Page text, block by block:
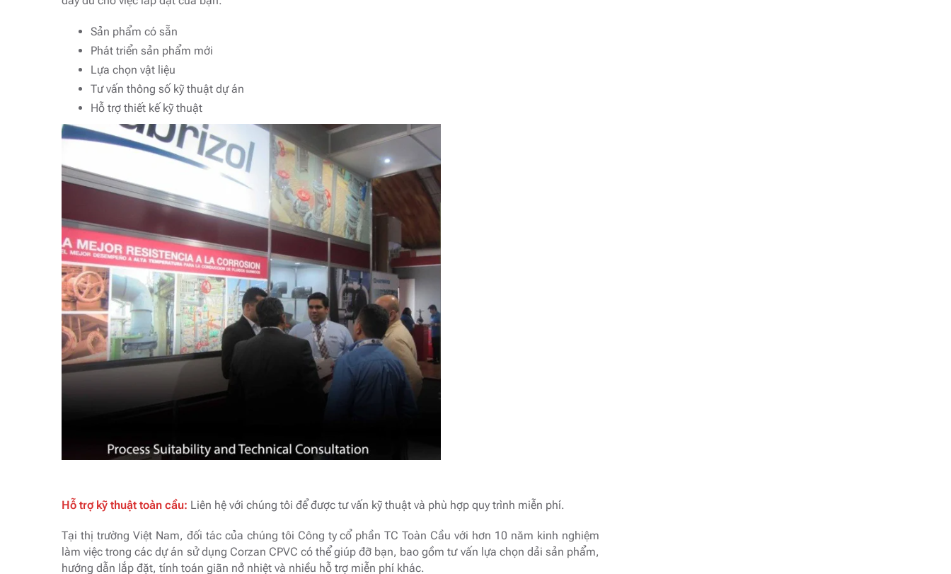
Sản phẩm có sẵn
Phát triển sản phẩm mới
Lựa chọn vật liệu
Tư vấn thông số kỹ thuật dự án
Hỗ trợ thiết kế kỹ thuật
Hỗ trợ kỹ thuật toàn cầu: Liên hệ với chúng tôi để được tư vấn kỹ thuật và phù hợp quy trình miễn phí.
Tại thị trường Việt Nam, đối tác của chúng tôi Công ty cổ phần TC Toàn Cầu với hơn 10 năm kinh nghiệm
làm việc trong các dự án sử dụng Corzan CPVC có thể giúp đỡ bạn, bao gồm tư vấn lựa chọn dải sản phẩm,
hướng dẫn lắp đặt, tính toán giãn nở nhiệt và nhiều hỗ trợ miễn phí khác.